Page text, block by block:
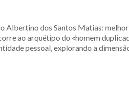
Albertino dos Santos Matias:
ao arquétipo do «homem
pessoal, explorando a